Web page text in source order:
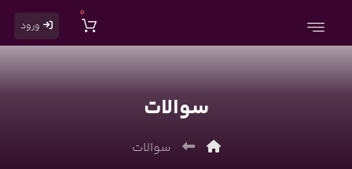
ورود
0
سوالات
سوالات